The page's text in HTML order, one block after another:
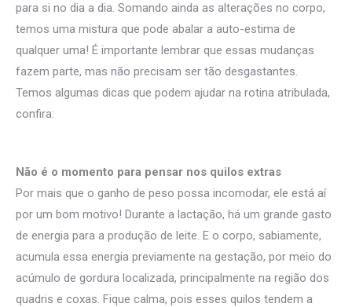
para si no dia a dia. Somando ainda as alterações no corpo,
temos uma mistura que pode abalar a auto-estima de
qualquer uma! É importante lembrar que essas mudanças
fazem parte, mas não precisam ser tão desgastantes.
Temos algumas dicas que podem ajudar na rotina atribulada,
confira:
Não é o momento para pensar nos quilos extras
Por mais que o ganho de peso possa incomodar, ele está aí
por um bom motivo! Durante a lactação, há um grande gasto
de energia para a produção de leite. E o corpo, sabiamente,
acumula essa energia previamente na gestação, por meio do
acúmulo de gordura localizada, principalmente na região dos
quadris e coxas. Fique calma, pois esses quilos tendem a